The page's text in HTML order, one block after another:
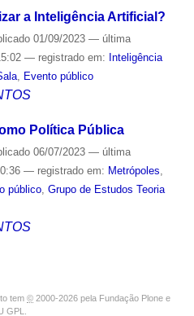
a Inteligência Artificial?
01/09/2023 — última
— registrado em: Inteligência
, Evento público
Política Pública
06/07/2023 — última
— registrado em: Metrópoles
público, Grupo de Estudos Teoria
tem © 2000-2026 pela Fundação Plone e
GPL